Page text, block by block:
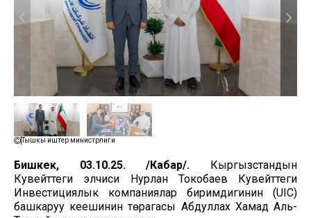
Тышкы иштер министрлиги
Бишкек, 03.10.25. /Кабар/. Кыргызстандын
Кувейттеги элчиси Нурлан Токобаев Кувейттеги
Инвестициялык компаниялар биримдигинин (UIC)
башкаруу кеңешинин төрагасы Абдуллах Хамад Аль-